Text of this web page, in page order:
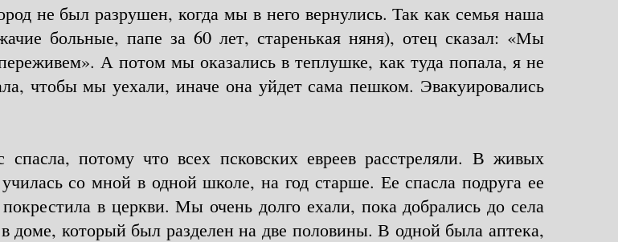
не был разрушен, когда мы в него вернулись. Так как семья наша
больные, папе за 60 лет, старенькая няня), отец сказал: «Мы
А потом мы оказались в теплушке, как туда попала, я не
чтобы мы уехали, иначе она уйдет сама пешком. Эвакуировались
потому что всех псковских евреев расстреляли. В живых
со мной в одной школе, на год старше. Ее спасла подруга ее
в церкви. Мы очень долго ехали, пока добрались до села
который был разделен на две половины. В одной была аптека,